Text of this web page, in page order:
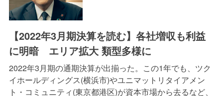
【2022年3月期決算を読む】各社増収も利益
に明暗 エリア拡大 類型多様に
2022年3月期の通期決算が出揃った。この1年でも、ツク
イホールディングス(横浜市)やユニマットリタイアメン
ト・コミュニティ(東京都港区)が資本市場から去るなど、